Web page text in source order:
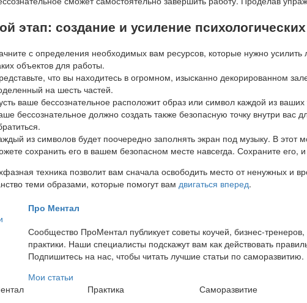
этап: создание и усиление
с определения необходимых вам ресурсов, которые нужно
объектов для работы.
что вы находитесь в огромном, изысканно декорированном
на шесть частей.
ваше бессознательное расположит образ или символ каждой из ваших
бессознательное должно создать также безопасную точку внутри вас
из символов будет поочередно заполнять экран под музыку. В
сохранить его в вашем безопасном месте навсегда. Сохраните его,
техника позволит вам сначала освободить место от ненужных и
теми образами, которые помогут вам двигаться вперед.
Про Ментал
Сообщество ПроМентал публикует советы коучей, бизнес-тренеров,
практики. Наши специалисты подскажут вам как действовать
Подпишитесь на нас, чтобы читать лучшие статьи по саморазвитию.
Мои статьи
Практика
Саморазвитие